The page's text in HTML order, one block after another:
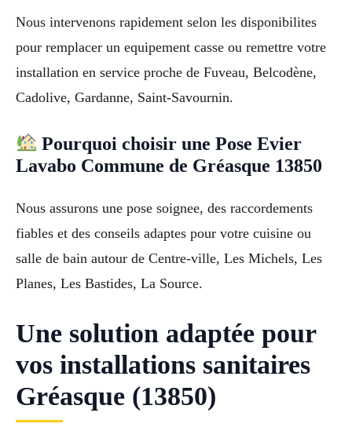
Nous intervenons rapidement selon les disponibilites
pour remplacer un equipement casse ou remettre votre
installation en service proche de Fuveau, Belcodène,
Cadolive, Gardanne, Saint-Savournin.
Pourquoi choisir une Pose Evier
Lavabo Commune de Gréasque 13850
Nous assurons une pose soignee, des raccordements
fiables et des conseils adaptes pour votre cuisine ou
salle de bain autour de Centre-ville, Les Michels, Les
Planes, Les Bastides, La Source.
Une solution adaptée pour
vos installations sanitaires
Gréasque (13850)